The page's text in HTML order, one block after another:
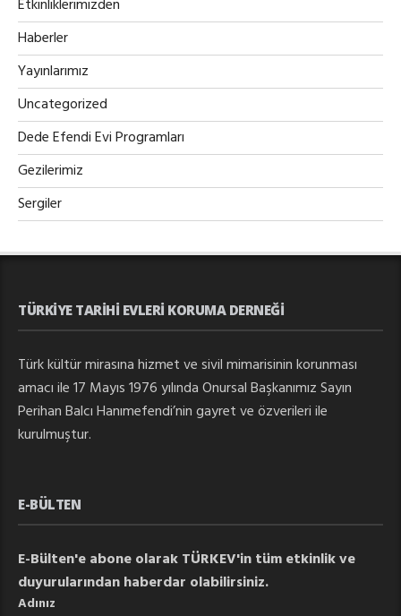
Etkinliklerimizden
Haberler
Yayınlarımız
Uncategorized
Dede Efendi Evi Programları
Gezilerimiz
Sergiler
TÜRKIYE TARIHI EVLERI KORUMA DERNEĞI
Türk kültür mirasına hizmet ve sivil mimarisinin korunması
amacı ile 17 Mayıs 1976 yılında Onursal Başkanımız Sayın
Perihan Balcı Hanımefendi’nin gayret ve özverileri ile
kurulmuştur.
E-BÜLTEN
E-Bülten'e abone olarak TÜRKEV'in tüm etkinlik ve
duyurularından haberdar olabilirsiniz.
Adınız